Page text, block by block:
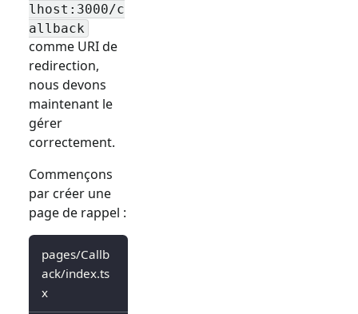
lhost:3000/c
allback
comme URI de
redirection,
nous devons
maintenant le
gérer
correctement.
Commençons
par créer une
page de rappel :
pages/Callb
ack/index.ts
x